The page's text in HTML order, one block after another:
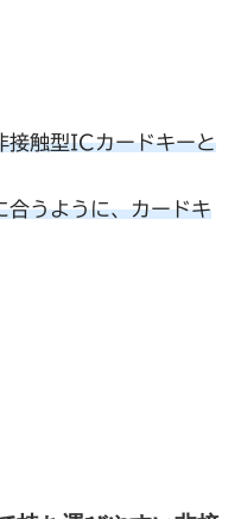
接触型ICカードキーと
合うように、カードキ